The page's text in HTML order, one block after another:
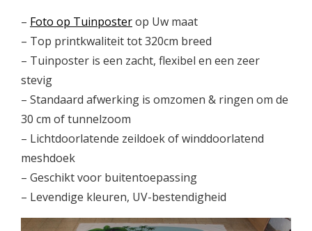
– Foto op Tuinposterop Uw maat
– Top printkwaliteit tot 320cm breed
– Tuinposter is een zacht, flexibel en een zeer
stevig
– Standaard afwerking is omzomen & ringen om de
30 cm of tunnelzoom
– Lichtdoorlatende zeildoek of winddoorlatend
meshdoek
– Geschikt voor buitentoepassing
– Levendige kleuren, UV-bestendigheid